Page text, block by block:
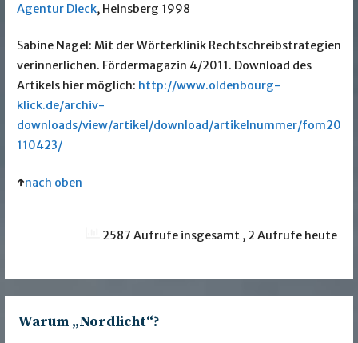
Agentur Dieck, Heinsberg 1998
Sabine Nagel: Mit der Wörterklinik Rechtschreibstrategien
verinnerlichen. Fördermagazin 4/2011. Download des
Artikels hier möglich: http://www.oldenbourg-
klick.de/archiv-
downloads/view/artikel/download/artikelnummer/fom20
110423/
↑nach oben
2587 Aufrufe insgesamt , 2 Aufrufe heute
Warum „Nordlicht“?